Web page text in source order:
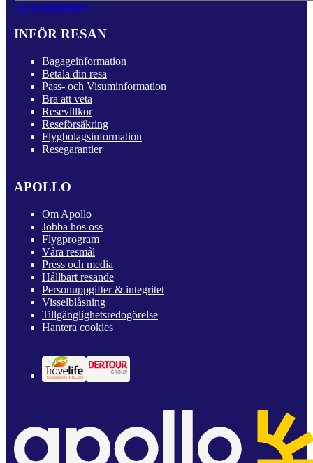
Till Kundservice
INFÖR RESAN
Bagageinformation
Betala din resa
Pass- och Visuminformation
Bra att veta
Resevillkor
Reseförsäkring
Flygbolagsinformation
Resegarantier
APOLLO
Om Apollo
Jobba hos oss
Flygprogram
Våra resmål
Press och media
Hållbart resande
Personuppgifter & integritet
Visselblåsning
Tillgänglighetsredogörelse
Hantera cookies